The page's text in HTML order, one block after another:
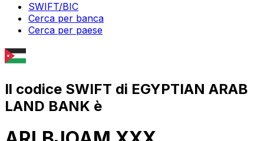
SWIFT/BIC
Cerca per banca
Cerca per paese
Il codice SWIFT di EGYPTIAN ARAB
LAND BANK è